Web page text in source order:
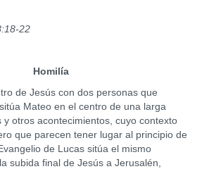
22
Homilía
Jesús con dos personas que
Mateo en el centro de una larga
y otros acontecimientos, cuyo contexto
que parecen tener lugar al principio de
de Lucas sitúa el mismo
subida final de Jesús a Jerusalén,